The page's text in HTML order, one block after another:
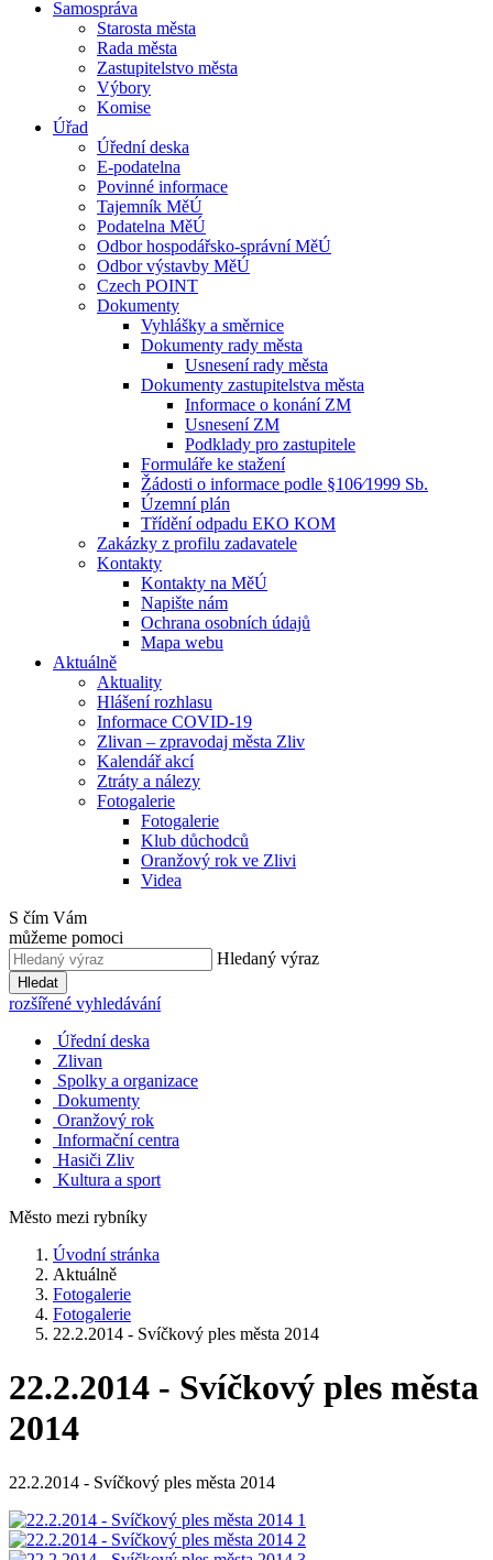
Samospráva
Starosta města
Rada města
Zastupitelstvo města
Výbory
Komise
Úřad
Úřední deska
E-podatelna
Povinné informace
Tajemník MěÚ
Podatelna MěÚ
Odbor hospodářsko-správní MěÚ
Odbor výstavby MěÚ
Czech POINT
Dokumenty
Vyhlášky a směrnice
Dokumenty rady města
Usnesení rady města
Dokumenty zastupitelstva města
Informace o konání ZM
Usnesení ZM
Podklady pro zastupitele
Formuláře ke stažení
Žádosti o informace podle §106⁄1999 Sb.
Územní plán
Třídění odpadu EKO KOM
Zakázky z profilu zadavatele
Kontakty
Kontakty na MěÚ
Napište nám
Ochrana osobních údajů
Mapa webu
Aktuálně
Aktuality
Hlášení rozhlasu
Informace COVID-19
Zlivan – zpravodaj města Zliv
Kalendář akcí
Ztráty a nálezy
Fotogalerie
Fotogalerie
Klub důchodců
Oranžový rok ve Zlivi
Videa
S čím Vám
můžeme pomoci
Hledaný výraz
Hledat
rozšířené vyhledávání
Úřední deska
Zlivan
Spolky a organizace
Dokumenty
Oranžový rok
Informační centra
Hasiči Zliv
Kultura a sport
Město mezi rybníky
Úvodní stránka
Aktuálně
Fotogalerie
Fotogalerie
22.2.2014 - Svíčkový ples města 2014
22.2.2014 - Svíčkový ples města
2014
22.2.2014 - Svíčkový ples města 2014